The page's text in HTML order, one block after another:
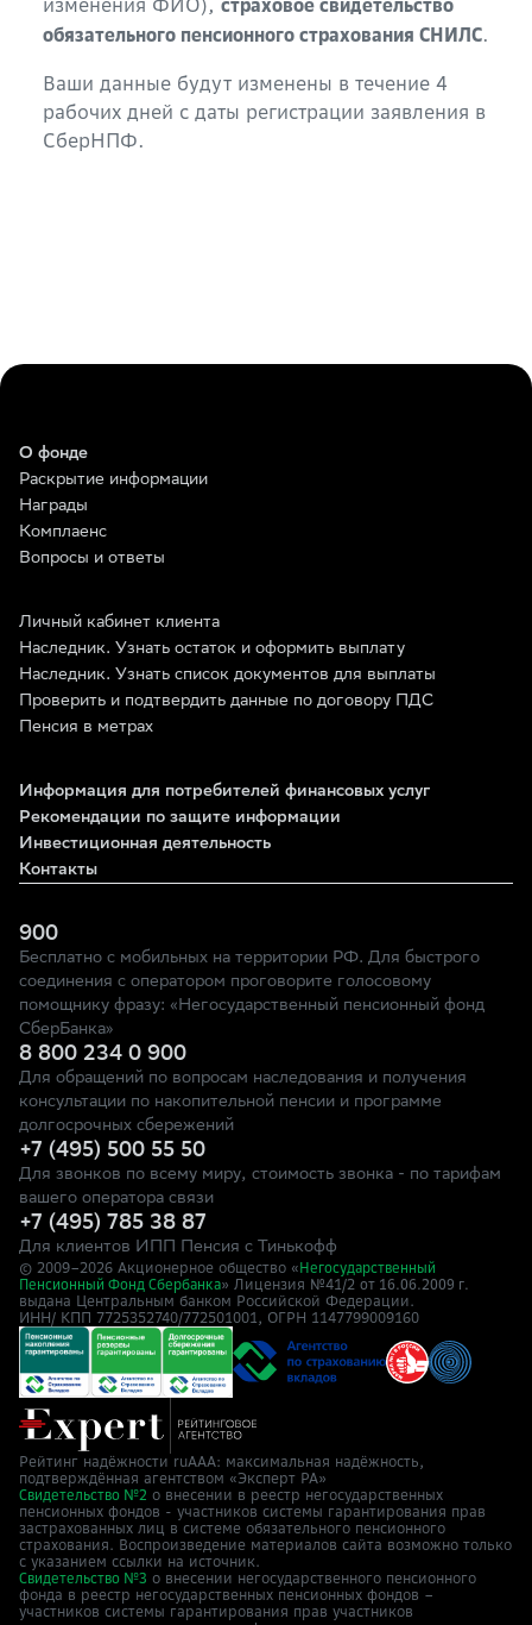
изменения ФИО), страховое свидетельство
обязательного пенсионного страхования СНИЛС.
Ваши данные будут изменены в течение 4
рабочих дней с даты регистрации заявления в
СберНПФ.
О фонде
Раскрытие информации
Награды
Комплаенс
Вопросы и ответы
Личный кабинет клиента
Наследник. Узнать остаток и оформить выплату
Наследник. Узнать список документов для выплаты
Проверить и подтвердить данные по договору ПДС
Пенсия в метрах
Информация для потребителей финансовых услуг
Рекомендации по защите информации
Инвестиционная деятельность
Контакты
900
Бесплатно с мобильных на территории РФ. Для быстрого
соединения с оператором проговорите голосовому
помощнику фразу: «Негосударственный пенсионный фонд
СберБанка»
8 800 234 0 900
Для обращений по вопросам наследования и получения
консультации по накопительной пенсии и программе
долгосрочных сбережений
+7 (495) 500 55 50
Для звонков по всему миру, стоимость звонка - по тарифам
вашего оператора связи
+7 (495) 785 38 87
Для клиентов ИПП Пенсия с Тинькофф
© 2009–2026 Акционерное общество « Негосударственный
Пенсионный Фонд Сбербанка» Лицензия №41/2 от 16.06.2009 г.
выдана Центральным банком Российской Федерации.
ИНН/ КПП 7725352740/772501001, ОГРН 1147799009160
Рейтинг надёжности ruAAA: максимальная надёжность,
подтверждённая агентством «Эксперт РА»
Свидетельство №2 о внесении в реестр негосударственных
пенсионных фондов - участников системы гарантирования прав
застрахованных лиц в системе обязательного пенсионного
страхования. Воспроизведение материалов сайта возможно только
с указанием ссылки на источник.
Свидетельство №3 о внесении негосударственного пенсионного
фонда в реестр негосударственных пенсионных фондов –
участников системы гарантирования прав участников